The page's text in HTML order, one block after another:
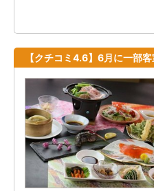
【クチコミ4.6】6月に一部